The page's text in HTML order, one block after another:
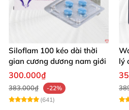
Siloflam 100 kéo dài thời
gian cương dương nam giới
300.000₫
383.000₫
-22%
(641)
lý